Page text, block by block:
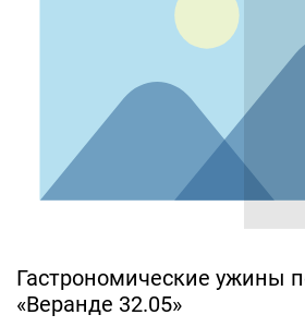
Гастрономические ужины
«Веранде 32.05»